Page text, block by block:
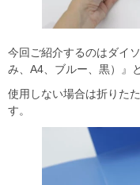
今回ご紹介するのはダイ
み、A4、ブルー、黒）』
使用しない場合は折りた
す。